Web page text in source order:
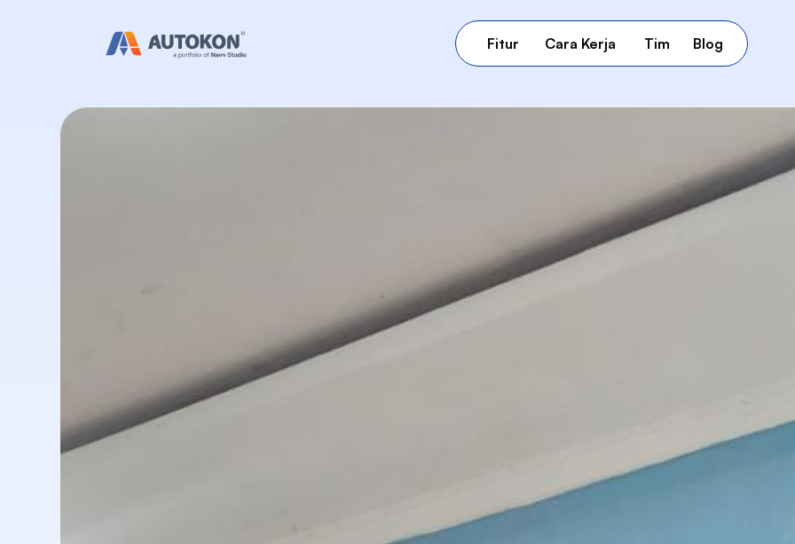
Fitur
Fitur
Cara Kerja
Cara Kerja
Tim
Tim
Blog
Blog